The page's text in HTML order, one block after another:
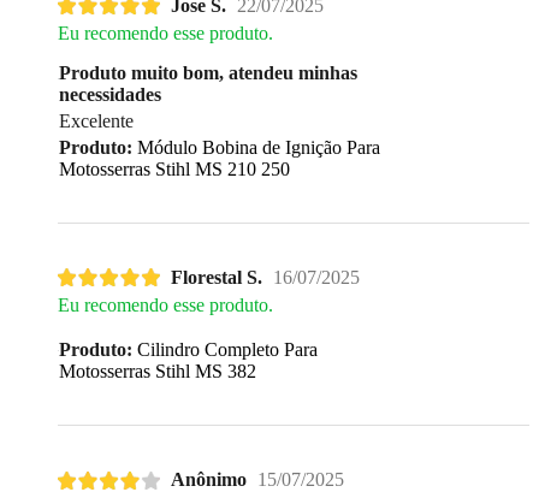
Jose S. 22/07/2025
Eu recomendo esse produto.
Produto muito bom, atendeu minhas
necessidades
Excelente
Produto: Módulo Bobina de Ignição Para
Motosserras Stihl MS 210 250
Florestal S. 16/07/2025
Eu recomendo esse produto.
Produto: Cilindro Completo Para
Motosserras Stihl MS 382
Anônimo 15/07/2025